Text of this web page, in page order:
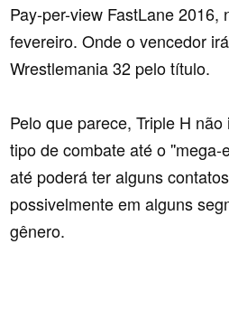
Pay-per-view FastLane 2016,
fevereiro. Onde o vencedor
Wrestlemania 32 pelo título.
Pelo que parece, Triple H
tipo de combate até o
até poderá ter alguns
possivelmente em alguns
gênero.